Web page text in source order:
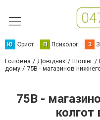
Ю Юрист П Психолог З
Головна Довідник Шопінг
дому
75В - магазинов
75В -
колгот